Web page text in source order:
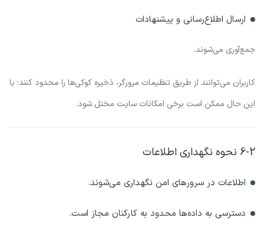
ارسال اطلاع‌رسانی و پیشنهادات
جمع‌آوری می‌شوند.
کاربران می‌توانند از طریق تنظیمات مرورگر، ذخیره کوکی‌ها را محدود کنند؛ با
این حال ممکن است برخی امکانات سایت مختل شود.
6-2 نحوه نگهداری اطلاعات
اطلاعات در سرورهای امن نگهداری می‌شوند.
دسترسی به داده‌ها محدود به کارکنان مجاز است.